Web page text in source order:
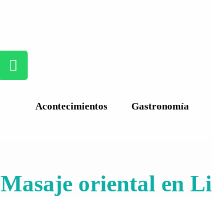
Acontecimientos Gastronomía
Masaje oriental en